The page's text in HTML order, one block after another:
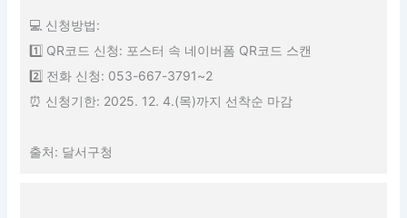
💻 신청방법:
1️⃣ QR코드 신청: 포스터 속 네이버폼 QR코드 스캔
2️⃣ 전화 신청: 053-667-3791~2
⏰ 신청기한: 2025. 12. 4.(목)까지 선착순 마감
출처: 달서구청